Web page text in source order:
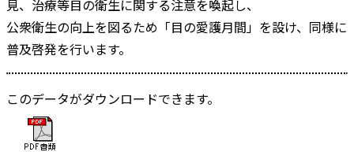
見、治療等目の衛生に関する注意を喚起し、
公衆衛生の向上を図るため「目の愛護月間」を設け、同様に
普及啓発を行います。
このデータがダウンロードできます。